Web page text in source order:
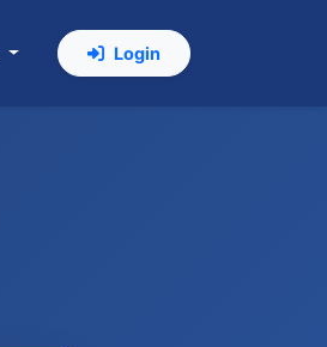
Login